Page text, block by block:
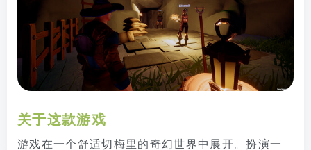
关于这款游戏
游戏在一个舒适切梅里的奇幻世界中展开。扮演一